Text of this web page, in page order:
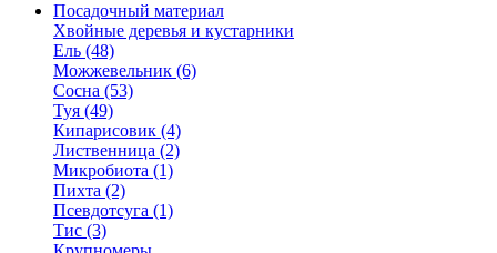
Посадочный материал
Хвойные деревья и кустарники
Ель (48)
Можжевельник (6)
Сосна (53)
Туя (49)
Кипарисовик (4)
Лиственница (2)
Микробиота (1)
Пихта (2)
Псевдотсуга (1)
Тис (3)